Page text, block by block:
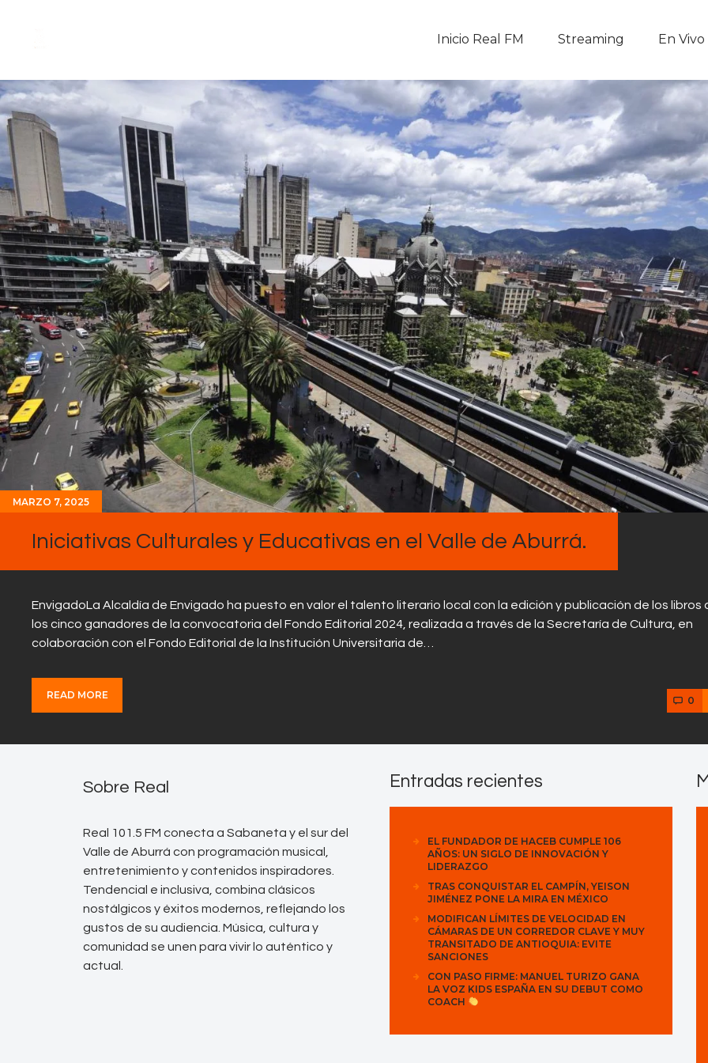
Inicio Real FM Streaming En Vivo
En Vivo
Descarga La APP
Programas
Noticias
Equipo
Sobre Nosotros
Contactos
MARZO 7, 2025
Iniciativas Culturales y Educativas en el Valle de Aburrá.
EnvigadoLa Alcaldía de Envigado ha puesto en valor el talento literario local con la edición y publicación de los libros
los cinco ganadores de la convocatoria del Fondo Editorial 2024, realizada a través de la Secretaría de Cultura, en
colaboración con el Fondo Editorial de la Institución Universitaria de…
READ MORE 0
Sobre Real
Real 101.5 FM conecta a Sabaneta y el sur del
Valle de Aburrá con programación musical,
entretenimiento y contenidos inspiradores.
Tendencial e inclusiva, combina clásicos
nostálgicos y éxitos modernos, reflejando los
gustos de su audiencia. Música, cultura y
comunidad se unen para vivir lo auténtico y
actual.
Entradas recientes
EL FUNDADOR DE HACEB CUMPLE 106
AÑOS: UN SIGLO DE INNOVACIÓN Y
LIDERAZGO
TRAS CONQUISTAR EL CAMPÍN, YEISON
JIMÉNEZ PONE LA MIRA EN MÉXICO
MODIFICAN LÍMITES DE VELOCIDAD EN
CÁMARAS DE UN CORREDOR CLAVE Y MUY
TRANSITADO DE ANTIOQUIA: EVITE
SANCIONES
CON PASO FIRME: MANUEL TURIZO GANA
LA VOZ KIDS ESPAÑA EN SU DEBUT COMO
COACH